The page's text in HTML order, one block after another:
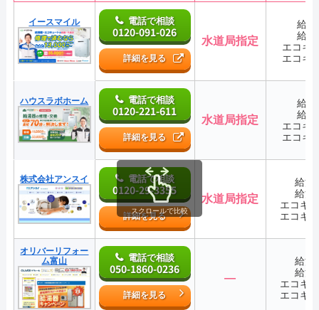
イースマイル 電話で相談
0120-091-026
詳細を見る
水道局指定
給
給
エコキ
エコキ
ハウスラボホーム 電話で相談
0120-221-611
詳細を見る
水道局指定
給
給
エコキ
エコキ
株式会社アンスイ 電話で相談
0120-29-3355
詳細を見る
水道局指定
給湯
給湯
エコキ
エコキ
オリバーリフォー
ム富山
電話で相談
050-1860-0236
詳細を見る
―
給湯
給湯
エコキ
エコキ
スクロールで比較